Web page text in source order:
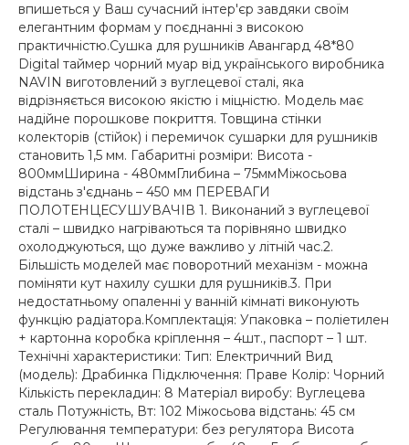
впишеться у Ваш сучасний інтер'єр завдяки своїм
елегантним формам у поєднанні з високою
практичністю.Сушка для рушників Авангард 48*80
Digital таймер чорний муар від українського виробника
NAVIN виготовлений з вуглецевої сталі, яка
відрізняється високою якістю і міцністю. Модель має
надійне порошкове покриття. Товщина стінки
колекторів (стійок) і перемичок сушарки для рушників
становить 1,5 мм. Габаритні розміри: Висота -
800ммШирина - 480ммГлибина – 75ммМіжосьова
відстань з'єднань – 450 мм ПЕРЕВАГИ
ПОЛОТЕНЦЕСУШУВАЧІВ 1. Виконаний з вуглецевої
сталі – швидко нагріваються та порівняно швидко
охолоджуються, що дуже важливо у літній час.2.
Більшість моделей має поворотний механізм - можна
поміняти кут нахилу сушки для рушників.3. При
недостатньому опаленні у ванній кімнаті виконують
функцію радіатора.Комплектація: Упаковка – поліетилен
+ картонна коробка кріплення – 4шт., паспорт – 1 шт.
Технічні характеристики: Тип: Електричний Вид
(модель): Драбинка Підключення: Праве Колір: Чорний
Кількість перекладин: 8 Матеріал виробу: Вуглецева
сталь Потужність, Вт: 102 Міжосьова відстань: 45 см
Регулювання температури: без регулятора Висота